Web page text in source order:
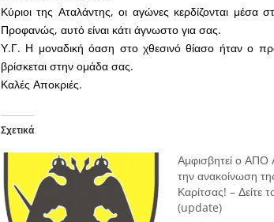
Κύριοι της Αταλάντης, οι αγώνες κερδίζονται μέσα
Προφανώς, αυτό είναι κάτι άγνωστο για σας.
Υ.Γ. Η μοναδική όαση στο χθεσινό θίασο ήταν ο
βρίσκεται στην ομάδα σας.
Καλές Αποκριές.
Σχετικά
Αμφισβητεί ο ΑΠΟ
την ανακοίνωση
Καρίτσας! – Δείτε
(update)